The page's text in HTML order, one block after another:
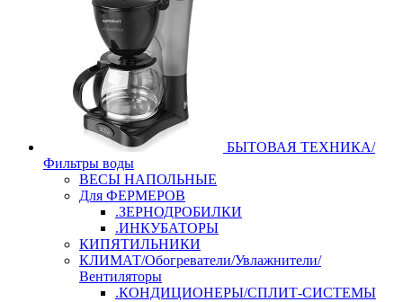
БЫТОВАЯ ТЕХНИКА/
Фильтры воды
ВЕСЫ НАПОЛЬНЫЕ
Для ФЕРМЕРОВ
.ЗЕРНОДРОБИЛКИ
.ИНКУБАТОРЫ
КИПЯТИЛЬНИКИ
КЛИМАТ/Обогреватели/Увлажнители/
Вентиляторы
.КОНДИЦИОНЕРЫ/СПЛИТ-СИСТЕМЫ